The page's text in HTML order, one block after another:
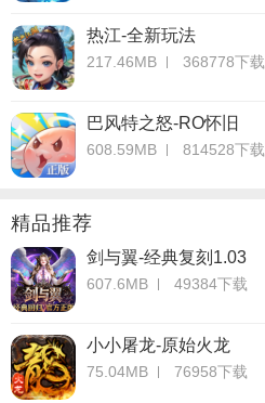
热江-全新玩法
217.46MB 368778下载
巴风特之怒-RO怀旧
608.59MB 814528下载
精品推荐
剑与翼-经典复刻1.03
607.6MB 49384下载
小小屠龙-原始火龙
75.04MB 76958下载